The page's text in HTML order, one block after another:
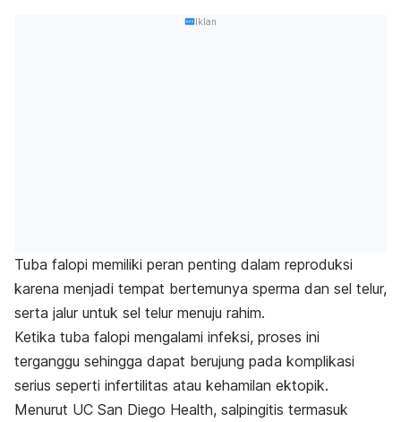
Iklan
Tuba falopi memiliki peran penting dalam reproduksi
karena menjadi tempat bertemunya sperma dan sel telur,
serta jalur untuk sel telur menuju rahim.
Ketika tuba falopi mengalami infeksi, proses ini
terganggu sehingga dapat berujung pada komplikasi
serius seperti infertilitas atau kehamilan ektopik.
Menurut UC San Diego Health, salpingitis termasuk